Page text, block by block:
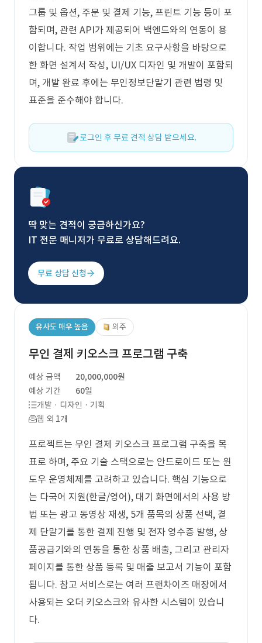
그룹 및 옵션, 주문 및 결제 기능, 프린트 기능 등이 포
함되며, 관련 API가 제공되어 백엔드와의 연동이 용
이합니다. 작업 범위에는 기초 요구사항을 바탕으로
한 화면 설계서 작성, UI/UX 디자인 및 개발이 포함되
며, 개발 완료 후에는 무인정보단말기 관련 법령 및
표준을 준수해야 합니다.
로그인 후 무료 견적 상담 받으세요.
딱 맞는 견적이 궁금하신가요?
IT 전문 매니저가 무료로 상담해드려요.
무료 상담 신청
유사도 매우 높음 외주
무인 결제 키오스크 프로그램 구축
예상 금액
20,000,000원
예상 기간
60일
개발 · 디자인 · 기획
웹 외 1개
프로젝트는 무인 결제 키오스크 프로그램 구축을 목
표로 하며, 주요 기술 스택으로는 안드로이드 또는 윈
도우 운영체제를 고려하고 있습니다. 핵심 기능으로
는 다국어 지원(한글/영어), 대기 화면에서의 사용 방
법 또는 광고 동영상 재생, 5개 품목의 상품 선택, 결
제 단말기를 통한 결제 진행 및 전자 영수증 발행, 상
품공급기와의 연동을 통한 상품 배출, 그리고 관리자
페이지를 통한 상품 등록 및 매출 보고서 기능이 포함
됩니다. 참고 서비스로는 여러 프랜차이즈 매장에서
사용되는 오더 키오스크와 유사한 시스템이 있습니
다.